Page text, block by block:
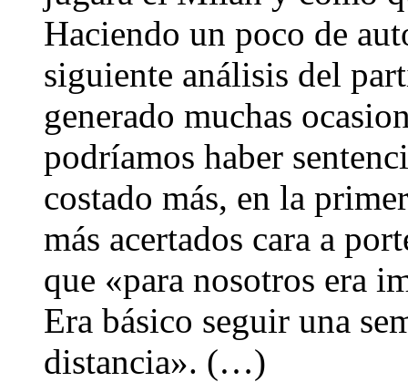
Haciendo un poco de
siguiente análisis del
generado muchas
podríamos haber
costado más, en la
más acertados cara a
que «para nosotros era
Era básico seguir una
distancia». (…)